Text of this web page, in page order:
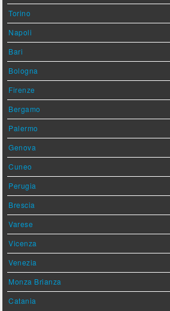
Torino
Napoli
Bari
Bologna
Firenze
Bergamo
Palermo
Genova
Cuneo
Perugia
Brescia
Varese
Vicenza
Venezia
Monza Brianza
Catania